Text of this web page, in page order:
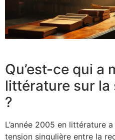
Qu’est-ce qui a
littérature sur la
?
L’année 2005 en littérature
tension singulière entre la